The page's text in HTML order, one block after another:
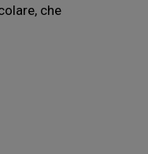
che